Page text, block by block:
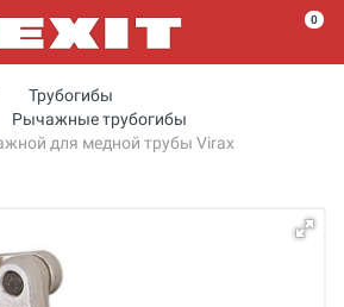
0
Трубогибы
Рычажные трубогибы
для медной трубы Virax